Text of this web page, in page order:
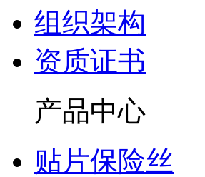
组织架构
资质证书
产品中心
贴片保险丝